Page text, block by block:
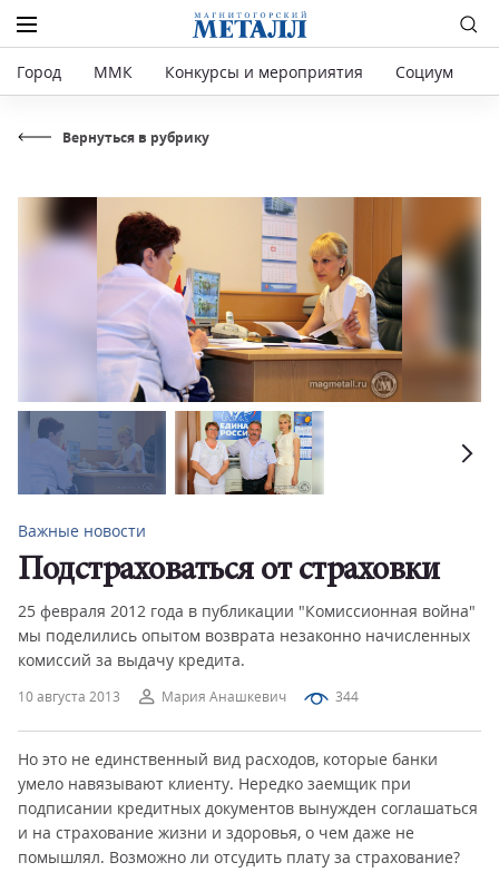
Город ММК Конкурсы и мероприятия Социум
Вернуться в рубрику
10 августа 2013 Мария Анашкевич 344
Важные новости
Подстраховаться от страховки
25 февраля 2012 года в публикации "Комиссионная война"
мы поделились опытом возврата незаконно начисленных
комиссий за выдачу кредита.
Но это не единственный вид расходов, которые банки
умело навязывают клиенту. Нередко заемщик при
подписании кредитных документов вынужден соглашаться
и на страхование жизни и здоровья, о чем даже не
помышлял. Возможно ли отсудить плату за страхование?